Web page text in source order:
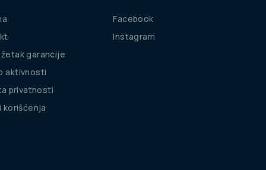
garancije
aktivnosti
privatnosti
korišćenja
Facebook
Instagram